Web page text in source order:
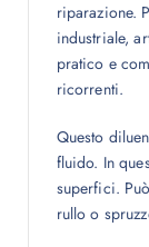
riparazione.
industriale,
pratico e
ricorrenti.
Questo
fluido. In
superfici.
rullo o